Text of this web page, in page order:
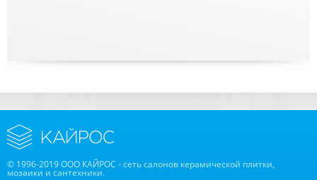
© 1996-2019 ООО КАЙРОС - сеть салонов керамической плитки,
мозаики и сантехники.